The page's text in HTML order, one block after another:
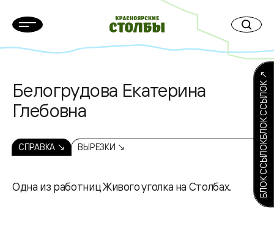
Белогрудова Екатерина
Глебовна
СПРАВКА ↘ ВЫРЕЗКИ ↘
Одна из работниц Живого уголка на Столбах. БЛОК ССЫЛОКБЛОК ССЫЛОК ↗